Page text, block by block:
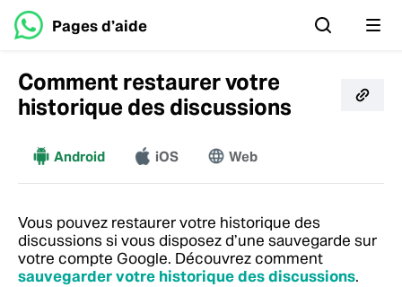
Pages d’aide
Comment restaurer votre
historique des discussions
Plus
Android iOS Web
Vous pouvez restaurer votre historique des
discussions si vous disposez d’une sauvegarde sur
votre compte Google. Découvrez comment
sauvegarder votre historique des discussions.